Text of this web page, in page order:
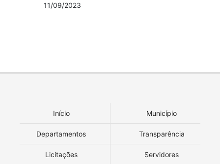
11/09/2023
Início Município
Departamentos Transparência
Licitações Servidores